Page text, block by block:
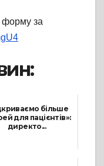
форму за
більше
для пацієнтів»:
директо...